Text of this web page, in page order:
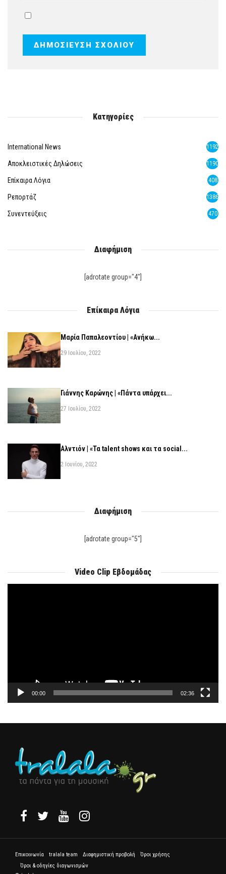
Κατηγορίες
International News 1192
Αποκλειστικές Δηλώσεις 1190
Επίκαιρα Λόγια 408
Ρεπορτάζ 1386
Συνεντεύξεις 470
Διαφήμιση
[adrotate group="4"]
Επίκαιρα Λόγια
Μαρία Παπαλεοντίου | «Ανήκω...
29 Ιουλίου, 2022
Γιάννης Καρώνης | «Πάντα υπάρχει...
27 Ιουλίου, 2022
Αλντιόν | «Τα talent shows και τα social...
2 Ιουνίου, 2022
Διαφήμιση
[adrotate group="5"]
Video Clip Εβδομάδας
00:00 02:36
Επικοινωνία tralala team Διαφημιστική προβολή
Όροι χρήσης
Όροι & οδηγίες διαγωνισμών